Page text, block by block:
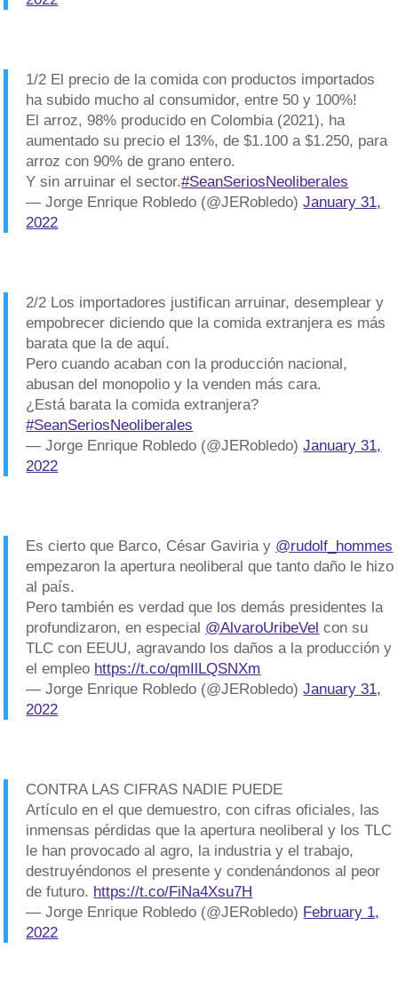
1/2 El precio de la comida con productos importados
ha subido mucho al consumidor, entre 50 y 100%!
El arroz, 98% producido en Colombia (2021), ha
aumentado su precio el 13%, de $1.100 a $1.250, para
arroz con 90% de grano entero.
Y sin arruinar el sector.#SeanSeriosNeoliberales
— Jorge Enrique Robledo (@JERobledo)January 31,
2022
2/2 Los importadores justifican arruinar, desemplear y
empobrecer diciendo que la comida extranjera es más
barata que la de aquí.
Pero cuando acaban con la producción nacional,
abusan del monopolio y la venden más cara.
¿Está barata la comida extranjera?
#SeanSeriosNeoliberales
— Jorge Enrique Robledo (@JERobledo)January 31,
2022
Es cierto que Barco, César Gaviria y @rudolf_hommes
empezaron la apertura neoliberal que tanto daño le hizo
al país.
Pero también es verdad que los demás presidentes la
profundizaron, en especial @AlvaroUribeVel con su
TLC con EEUU, agravando los daños a la producción y
el empleo https://t.co/qmIlLQSNXm
— Jorge Enrique Robledo (@JERobledo)January 31,
2022
CONTRA LAS CIFRAS NADIE PUEDE
Artículo en el que demuestro, con cifras oficiales, las
inmensas pérdidas que la apertura neoliberal y los TLC
le han provocado al agro, la industria y el trabajo,
destruyéndonos el presente y condenándonos al peor
de futuro. https://t.co/FiNa4Xsu7H
— Jorge Enrique Robledo (@JERobledo) February 1,
2022